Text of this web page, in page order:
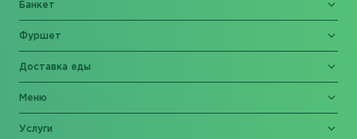
Банкет
Фуршет
Доставка еды
Меню
Услуги